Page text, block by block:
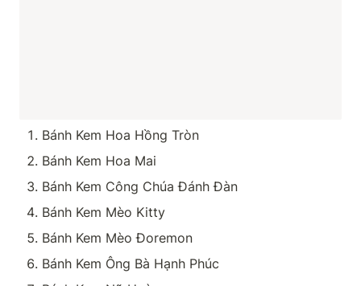
Bánh Kem Hoa Hồng Tròn
Bánh Kem Hoa Mai
Bánh Kem Công Chúa Đánh Đàn
Bánh Kem Mèo Kitty
Bánh Kem Mèo Đoremon
Bánh Kem Ông Bà Hạnh Phúc